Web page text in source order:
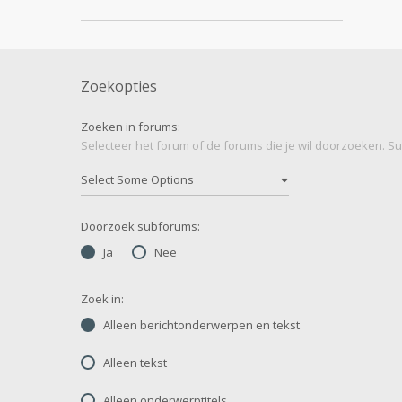
Zoekopties
Zoeken in forums:
Selecteer het forum of de forums die je wil doorzoeken.
Doorzoek subforums:
Ja
Nee
Zoek in:
Alleen berichtonderwerpen en tekst
Alleen tekst